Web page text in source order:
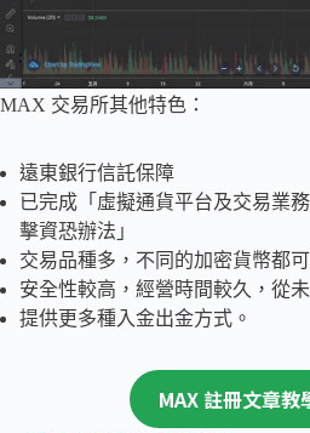
MAX 交易所其他特色：
遠東銀行信託保障
已完成「虛擬通貨平台及交易業
擊資恐辦法」
交易品種多，不同的加密貨幣都
安全性較高，經營時間較久，從
提供更多種入金出金方式。
MAX 註冊文章教